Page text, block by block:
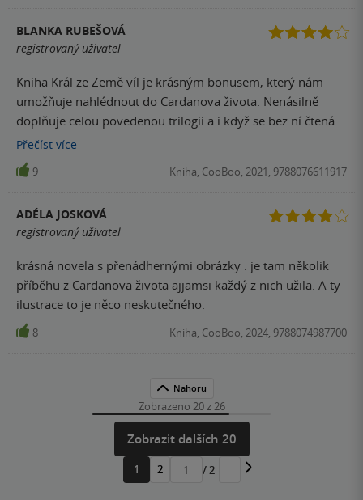
BLANKA RUBEŠOVÁ
registrovaný uživatel
Kniha Král ze Země víl je krásným bonusem, který nám
umožňuje nahlédnout do Cardanova života. Nenásilně
doplňuje celou povedenou trilogii a i když se bez ní čtenář
obejde, stojí za to si ji přečíst. Mě osobně velmi bavila –
díky nádherným ilustracím jsem ji zvládla za jedno
odpoledne.
Přečíst více
9 Kniha, CooBoo, 2021, 9788076611917
ADÉLA JOSKOVÁ
registrovaný uživatel
krásná novela s přenádhernými obrázky . je tam několik
příběhu z Cardanova života ajjamsi každý z nich užila. A ty
ilustrace to je něco neskutečného.
8 Kniha, CooBoo, 2024, 9788074987700
Nahoru
Zobrazeno 20 z 26
Zobrazit dalších 20
1 2
Přejít
/ 2